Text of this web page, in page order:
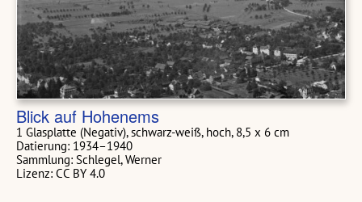
Blick auf Hohenems
1 Glasplatte (Negativ), schwarz-weiß, hoch, 8,5 x 6 cm
Datierung: 1934–1940
Sammlung: Schlegel, Werner
Lizenz: CC BY 4.0